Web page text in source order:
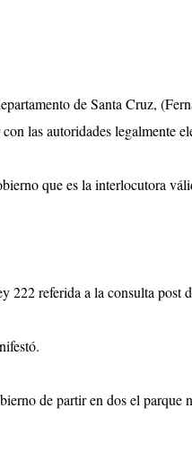
de Santa Cruz,
las autoridades legalmente
que es la interlocutora
222 referida a la consulta post
de partir en dos el parque